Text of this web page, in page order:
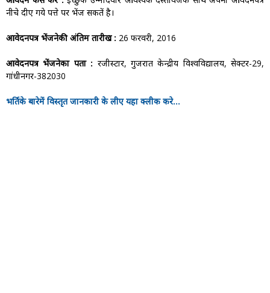
नीचे दीए गये पत्ते पर भेंज सकतें है।
आवेदनपत्र भेंजनेकी अंतिम तारीख : 26 फरवरी, 2016
आवेदनपत्र भेंजनेका पता : रजीस्टार, गुजरात केन्द्रीय विश्वविद्यालय, सेक्टर-29,
गांधीनगर-382030
भर्तिके बारेमें विस्तृत जानकारी के लीए यहा क्लीक करे...